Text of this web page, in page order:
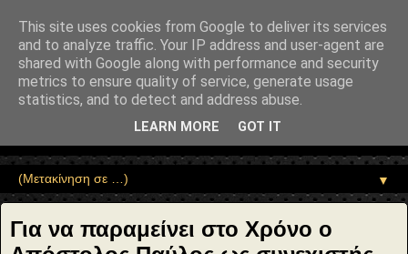
"potentialAction": { "@type": "ReadAction", "target":
"https://www.sophia-ntrekou.gr/2020/06/ap.Paul-ergo.html" } }
Αέναη επΑνάσταση
• Επιστήμη • Ψυχολογία • Λογοτεχνία • Τέχνες • Θεολογία •
Φιλοσοφία • Στοχασμοί... για τη μνήμη, τον άνθρωπο και το
▼
Για να παραμείνει στο Χρόνο ο
This site uses cookies from Google to deliver its services
and to analyze traffic. Your IP address and user-agent are
shared with Google along with performance and security
metrics to ensure quality of service, generate usage
statistics, and to detect and address abuse.
LEARN MORE GOT IT